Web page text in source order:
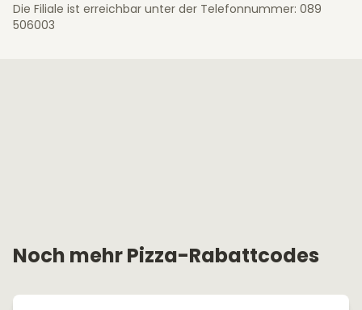
Die Filiale ist erreichbar unter der Telefonnummer: 089
506003
Noch mehr Pizza-Rabattcodes